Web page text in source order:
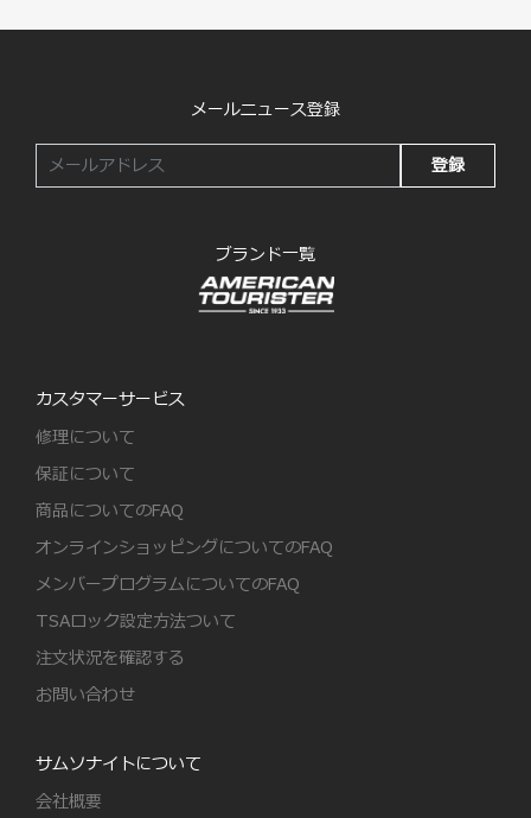
メールニュース登録
登録
ブランド一覧
カスタマーサービス
修理について
保証について
商品についてのFAQ
オンラインショッピングについてのFAQ
メンバープログラムについてのFAQ
TSAロック設定方法ついて
注文状況を確認する
お問い合わせ
サムソナイトについて
会社概要